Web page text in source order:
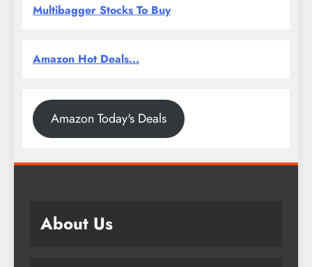
Multibagger Stocks To Buy
Amazon Hot Deals...
Amazon Today's Deals
About Us